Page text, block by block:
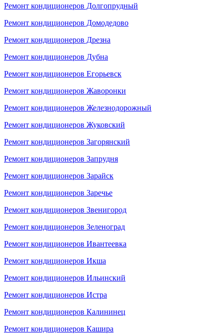
Ремонт кондиционеров Долгопрудный
Ремонт кондиционеров Домодедово
Ремонт кондиционеров Дрезна
Ремонт кондиционеров Дубна
Ремонт кондиционеров Егорьевск
Ремонт кондиционеров Жаворонки
Ремонт кондиционеров Железнодорожный
Ремонт кондиционеров Жуковский
Ремонт кондиционеров Загорянский
Ремонт кондиционеров Запрудня
Ремонт кондиционеров Зарайск
Ремонт кондиционеров Заречье
Ремонт кондиционеров Звенигород
Ремонт кондиционеров Зеленоград
Ремонт кондиционеров Ивантеевка
Ремонт кондиционеров Икша
Ремонт кондиционеров Ильинский
Ремонт кондиционеров Истра
Ремонт кондиционеров Калининец
Ремонт кондиционеров Кашира